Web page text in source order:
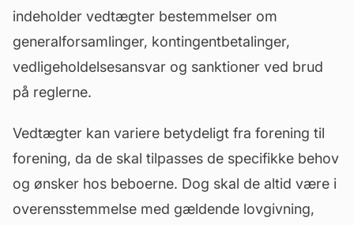
indeholder vedtægter bestemmelser om
generalforsamlinger, kontingentbetalinger,
vedligeholdelsesansvar og sanktioner ved brud
på reglerne.
Vedtægter kan variere betydeligt fra forening til
forening, da de skal tilpasses de specifikke behov
og ønsker hos beboerne. Dog skal de altid være i
overensstemmelse med gældende lovgivning,